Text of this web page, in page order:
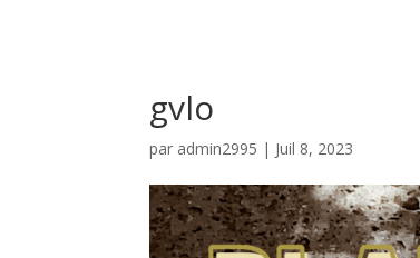
gvlo
par admin2995 | Juil 8, 2023